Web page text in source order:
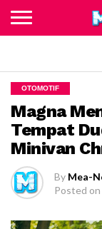
OTOMOTIF
Magna
Tempat
Minivan
By Mea-
Posted on